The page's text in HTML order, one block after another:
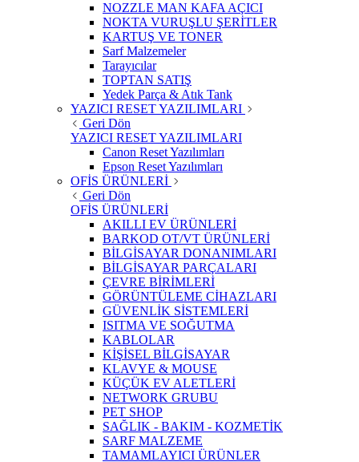
NOZZLE MAN KAFA AÇICI
NOKTA VURUŞLU ŞERİTLER
KARTUŞ VE TONER
Sarf Malzemeler
Tarayıcılar
TOPTAN SATIŞ
Yedek Parça & Atık Tank
YAZICI RESET YAZILIMLARI
Geri Dön
YAZICI RESET YAZILIMLARI
Canon Reset Yazılımları
Epson Reset Yazılımları
OFİS ÜRÜNLERİ
Geri Dön
OFİS ÜRÜNLERİ
AKILLI EV ÜRÜNLERİ
BARKOD OT/VT ÜRÜNLERİ
BİLGİSAYAR DONANIMLARI
BİLGİSAYAR PARÇALARI
ÇEVRE BİRİMLERİ
GÖRÜNTÜLEME CİHAZLARI
GÜVENLİK SİSTEMLERİ
ISITMA VE SOĞUTMA
KABLOLAR
KİŞİSEL BİLGİSAYAR
KLAVYE & MOUSE
KÜÇÜK EV ALETLERİ
NETWORK GRUBU
PET SHOP
SAĞLIK - BAKIM - KOZMETİK
SARF MALZEME
TAMAMLAYICI ÜRÜNLER